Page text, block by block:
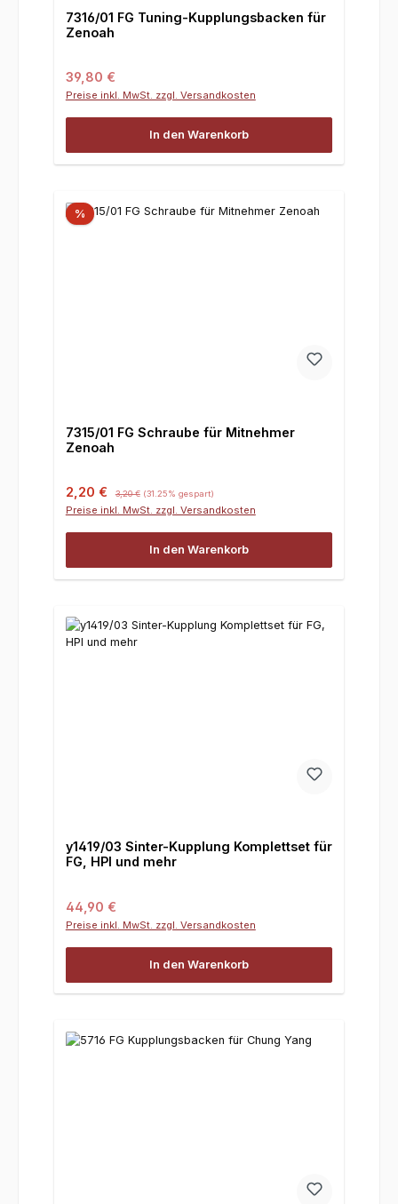
7316/01 FG Tuning-Kupplungsbacken für
Zenoah
Regulärer Preis:
39,80 €
Preise inkl. MwSt. zzgl. Versandkosten
In den Warenkorb
%
7315/01 FG Schraube für Mitnehmer
Zenoah
Verkaufspreis:
2,20 € 3,20 € (31.25% gespart)
Preise inkl. MwSt. zzgl. Versandkosten
In den Warenkorb
y1419/03 Sinter-Kupplung Komplettset für
FG, HPI und mehr
Regulärer Preis:
44,90 €
Preise inkl. MwSt. zzgl. Versandkosten
In den Warenkorb